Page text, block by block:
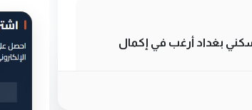
بغداد أرغب في إكمال